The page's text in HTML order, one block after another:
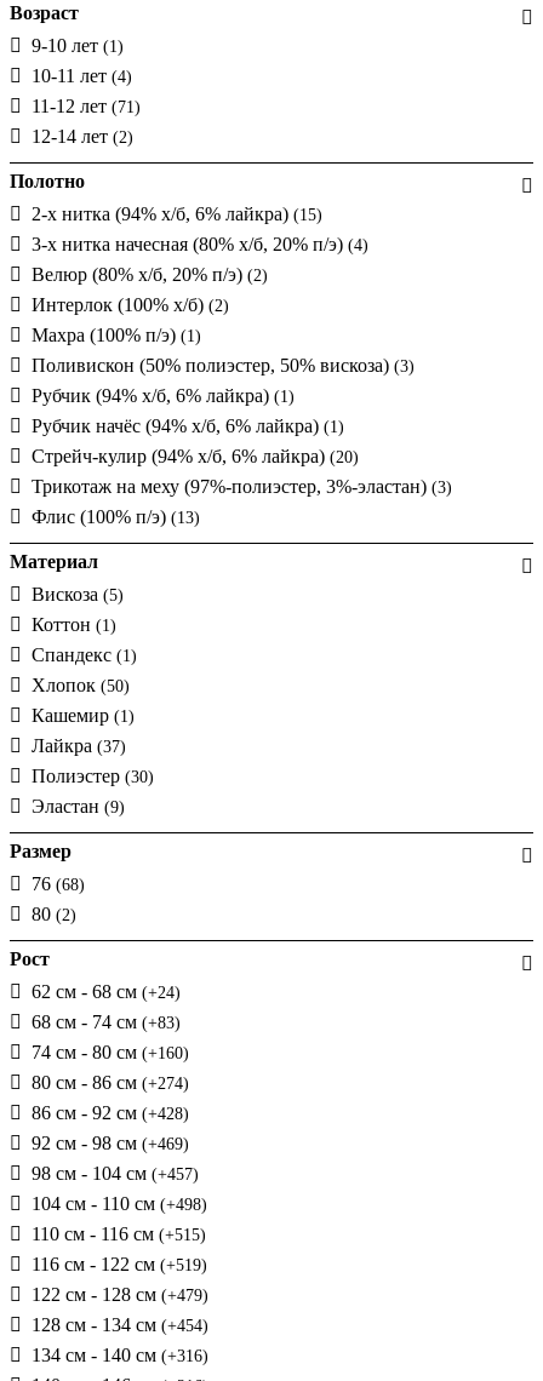
Возраст
9-10 лет (1)
10-11 лет (4)
11-12 лет (71)
12-14 лет (2)
Полотно
2-х нитка (94% х/б, 6% лайкра) (15)
3-х нитка начесная (80% х/б, 20% п/э) (4)
Велюр (80% х/б, 20% п/э) (2)
Интерлок (100% х/б) (2)
Махра (100% п/э) (1)
Поливискон (50% полиэстер, 50% вискоза) (3)
Рубчик (94% х/б, 6% лайкра) (1)
Рубчик начёс (94% х/б, 6% лайкра) (1)
Стрейч-кулир (94% х/б, 6% лайкра) (20)
Трикотаж на меху (97%-полиэстер, 3%-эластан) (3)
Флис (100% п/э) (13)
Материал
Вискоза (5)
Коттон (1)
Спандекс (1)
Хлопок (50)
Кашемир (1)
Лайкра (37)
Полиэстер (30)
Эластан (9)
Размер
76 (68)
80 (2)
Рост
62 см - 68 см (+24)
68 см - 74 см (+83)
74 см - 80 см (+160)
80 см - 86 см (+274)
86 см - 92 см (+428)
92 см - 98 см (+469)
98 см - 104 см (+457)
104 см - 110 см (+498)
110 см - 116 см (+515)
116 см - 122 см (+519)
122 см - 128 см (+479)
128 см - 134 см (+454)
134 см - 140 см (+316)